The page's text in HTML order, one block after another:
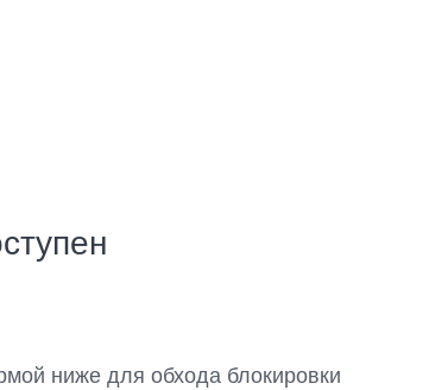
ниже для обхода блокировки